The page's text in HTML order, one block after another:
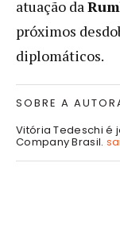
atuação da
próximos
diplomáticos.
SOBRE A
Vitória Tedeschi é
Company Brasil.